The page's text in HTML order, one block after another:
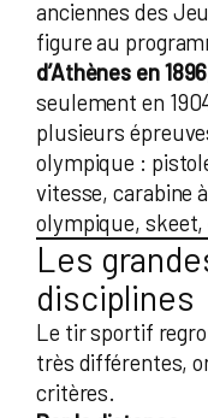
anciennes des
figure au
d’Athènes en 1896
seulement en
plusieurs
olympique :
vitesse, carabine
olympique, skeet,
Les
disciplines
Le tir sportif
très différentes,
critères.